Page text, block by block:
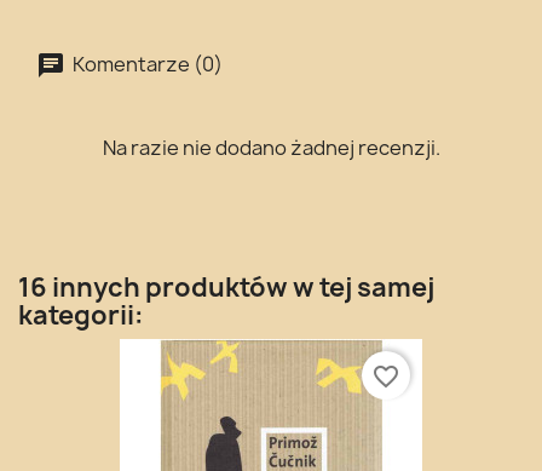
Komentarze (0)
Na razie nie dodano żadnej recenzji.
16 innych produktów w tej samej
kategorii:
favorite_border